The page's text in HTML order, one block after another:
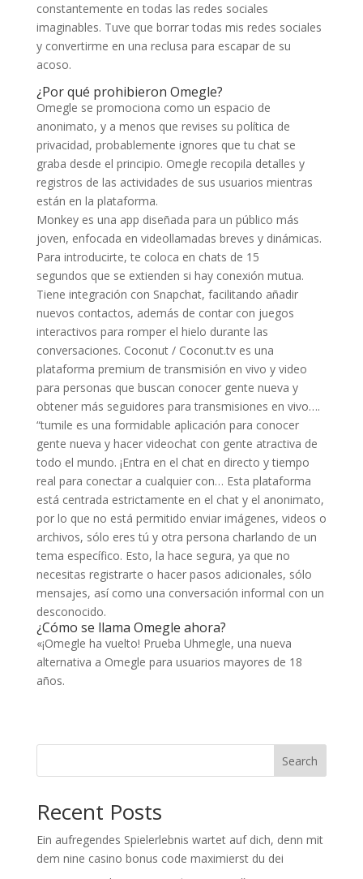
constantemente en todas las redes sociales
imaginables. Tuve que borrar todas mis redes sociales
y convertirme en una reclusa para escapar de su
acoso.
¿Por qué prohibieron Omegle?
Omegle se promociona como un espacio de
anonimato, y a menos que revises su política de
privacidad, probablemente ignores que tu chat se
graba desde el principio. Omegle recopila detalles y
registros de las actividades de sus usuarios mientras
están en la plataforma.
Monkey es una app diseñada para un público más
joven, enfocada en videollamadas breves y dinámicas.
Para introducirte, te coloca en chats de 15
segundos que se extienden si hay conexión mutua.
Tiene integración con Snapchat, facilitando añadir
nuevos contactos, además de contar con juegos
interactivos para romper el hielo durante las
conversaciones. Coconut / Coconut.tv es una
plataforma premium de transmisión en vivo y video
para personas que buscan conocer gente nueva y
obtener más seguidores para transmisiones en vivo….
“tumile es una formidable aplicación para conocer
gente nueva y hacer videochat con gente atractiva de
todo el mundo. ¡Entra en el chat en directo y tiempo
real para conectar a cualquier con… Esta plataforma
está centrada estrictamente en el chat y el anonimato,
por lo que no está permitido enviar imágenes, videos o
archivos, sólo eres tú y otra persona charlando de un
tema específico. Esto, la hace segura, ya que no
necesitas registrarte o hacer pasos adicionales, sólo
mensajes, así como una conversación informal con un
desconocido.
¿Cómo se llama Omegle ahora?
«¡Omegle ha vuelto! Prueba Uhmegle, una nueva
alternativa a Omegle para usuarios mayores de 18
años.
Search
Recent Posts
Ein aufregendes Spielerlebnis wartet auf dich, denn mit
dem nine casino bonus code maximierst du dei